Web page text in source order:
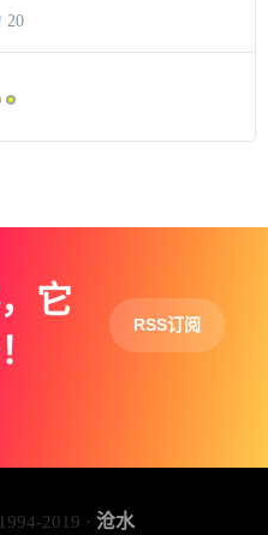
20
它
RSS订阅
2019 · 沧水